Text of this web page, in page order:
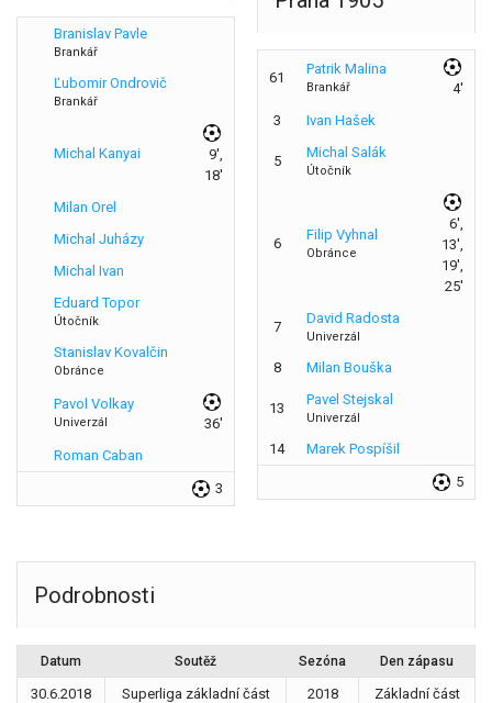
Branislav Pavle
Brankář
Ľubomir Ondrovič
Brankář
Michal Kanyai
9',
18'
Milan Orel
Michal Juházy
Michal Ivan
Eduard Topor
Útočník
Stanislav Kovalčin
Obránce
Pavol Volkay
Univerzál
36'
Roman Caban
3
61
Patrik Malina
Brankář
4'
3
Ivan Hašek
5
Michal Salák
Útočník
6
Filip Vyhnal
Obránce
6',
13',
19',
25'
7
David Radosta
Univerzál
8 Milan Bouška
13
Pavel Stejskal
Univerzál
14
Marek Pospíšil
5
Podrobnosti
Datum Soutěž Sezóna Den zápasu
30.6.2018 Superliga základní část 2018 Základní část